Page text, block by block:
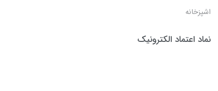
اشپزخانه
نماد اعتماد الکترونیک